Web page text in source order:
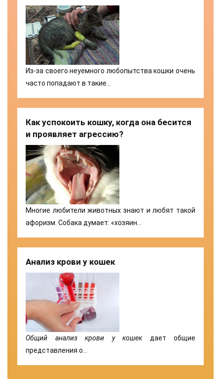
Из-за своего неуемного любопытства кошки очень
часто попадают в такие…
Как успокоить кошку, когда она бесится
и проявляет агрессию?
Многие любители животных знают и любят такой
афоризм. Собака думает: «хозяин…
Анализ крови у кошек
Общий анализ крови у кошекдает общие
представления о…